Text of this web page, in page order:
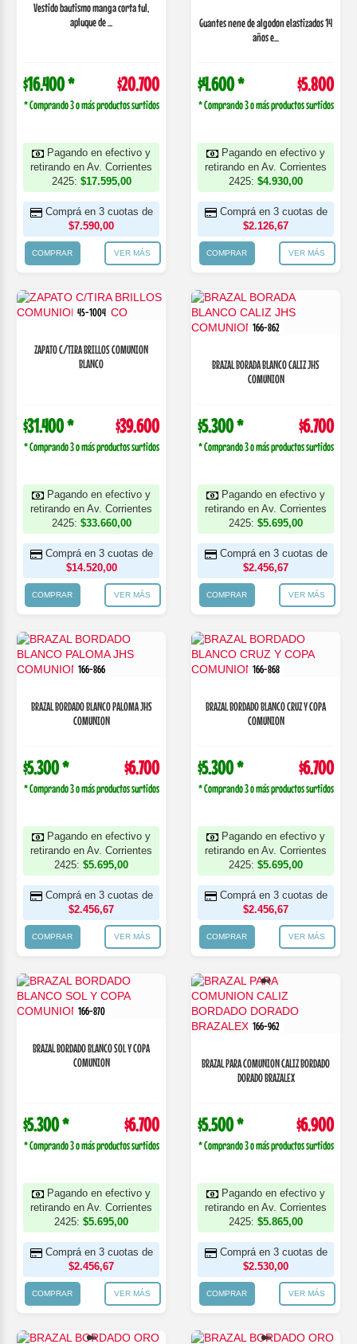
Vestido bautismo manga corta tul,
apluque de ...
$16.400 * $20.700
* Comprando 3 o más productos surtidos
Pagando en efectivo y
retirando en Av. Corrientes
2425: $17.595,00
Comprá en 3 cuotas de
$7.590,00
COMPRAR VER MÁS
Guantes nene de algodon elastizados 14
años e...
$4.600 * $5.800
* Comprando 3 o más productos surtidos
Pagando en efectivo y
retirando en Av. Corrientes
2425: $4.930,00
Comprá en 3 cuotas de
$2.126,67
COMPRAR VER MÁS
45-1004
ZAPATO C/TIRA BRILLOS COMUNION
BLANCO
$31.400 * $39.600
* Comprando 3 o más productos surtidos
Pagando en efectivo y
retirando en Av. Corrientes
2425: $33.660,00
Comprá en 3 cuotas de
$14.520,00
COMPRAR VER MÁS
166-862
BRAZAL BORADA BLANCO CALIZ JHS
COMUNION
$5.300 * $6.700
* Comprando 3 o más productos surtidos
Pagando en efectivo y
retirando en Av. Corrientes
2425: $5.695,00
Comprá en 3 cuotas de
$2.456,67
COMPRAR VER MÁS
166-866
BRAZAL BORDADO BLANCO PALOMA JHS
COMUNION
$5.300 * $6.700
* Comprando 3 o más productos surtidos
Pagando en efectivo y
retirando en Av. Corrientes
2425: $5.695,00
Comprá en 3 cuotas de
$2.456,67
COMPRAR VER MÁS
166-868
BRAZAL BORDADO BLANCO CRUZ Y COPA
COMUNION
$5.300 * $6.700
* Comprando 3 o más productos surtidos
Pagando en efectivo y
retirando en Av. Corrientes
2425: $5.695,00
Comprá en 3 cuotas de
$2.456,67
COMPRAR VER MÁS
166-870
BRAZAL BORDADO BLANCO SOL Y COPA
COMUNION
$5.300 * $6.700
* Comprando 3 o más productos surtidos
Pagando en efectivo y
retirando en Av. Corrientes
2425: $5.695,00
Comprá en 3 cuotas de
$2.456,67
COMPRAR VER MÁS
166-962
BRAZAL PARA COMUNION CALIZ BORDADO
DORADO BRAZALEX
$5.500 * $6.900
* Comprando 3 o más productos surtidos
Pagando en efectivo y
retirando en Av. Corrientes
2425: $5.865,00
Comprá en 3 cuotas de
$2.530,00
COMPRAR VER MÁS